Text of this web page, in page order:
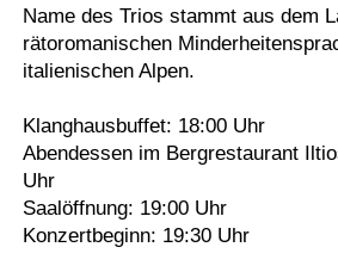
Name des Trios stammt aus dem
rätoromanischen
italienischen Alpen.
Klanghausbuffet: 18:00 Uhr
Abendessen im Bergrestaurant
Uhr
Saalöffnung: 19:00 Uhr
Konzertbeginn: 19:30 Uhr